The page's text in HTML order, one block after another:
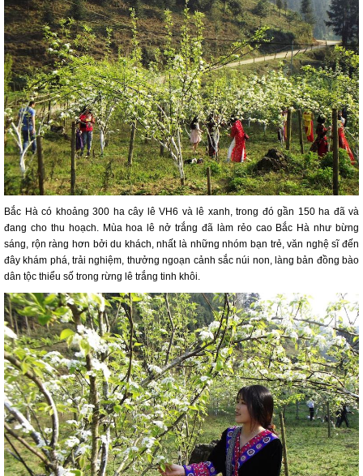
Bắc Hà có khoảng 300 ha cây lê VH6 và lê xanh, trong đó gần 150 ha đã và
đang cho thu hoạch. Mùa hoa lê nở trắng đã làm rẻo cao Bắc Hà như bừng
sáng, rộn ràng hơn bởi du khách, nhất là những nhóm bạn trẻ, văn nghệ sĩ đến
đây khám phá, trải nghiệm, thưởng ngoạn cảnh sắc núi non, làng bản đồng bào
dân tộc thiểu số trong rừng lê trắng tinh khôi.